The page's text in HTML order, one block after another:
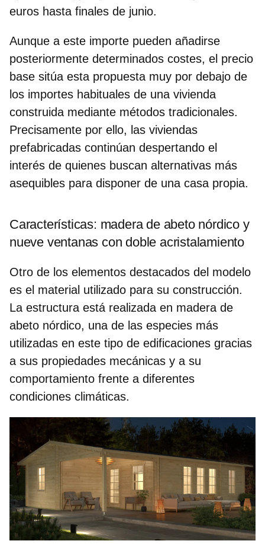
euros hasta finales de junio.
Aunque a este importe pueden añadirse
posteriormente determinados costes, el precio
base sitúa esta propuesta muy por debajo de
los importes habituales de una vivienda
construida mediante métodos tradicionales.
Precisamente por ello, las viviendas
prefabricadas continúan despertando el
interés de quienes buscan alternativas más
asequibles para disponer de una casa propia.
Características: madera de abeto nórdico y
nueve ventanas con doble acristalamiento
Otro de los elementos destacados del modelo
es el material utilizado para su construcción.
La estructura está realizada en madera de
abeto nórdico, una de las especies más
utilizadas en este tipo de edificaciones gracias
a sus propiedades mecánicas y a su
comportamiento frente a diferentes
condiciones climáticas.